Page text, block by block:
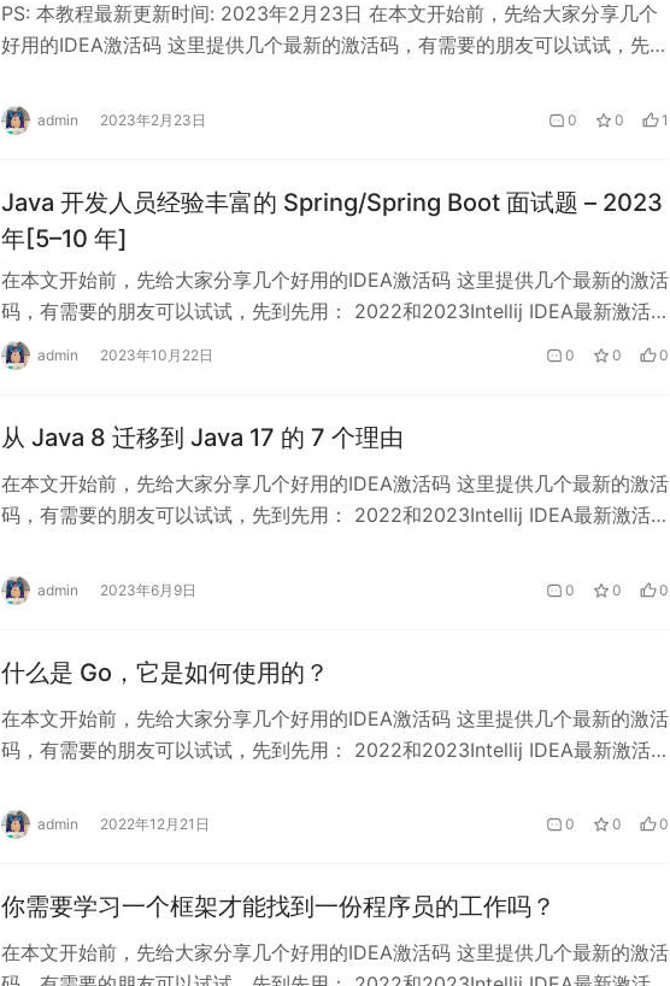
PS: 本教程最新更新时间: 2023年2月23日 在本文开始前，先给大家分享几个
好用的IDEA激活码 这里提供几个最新的激活码，有需要的朋友可以试试，先到
2022和2023Pycharm激活码,Pycharm稳定专属激活码(持续更新） 2022和
2023We…
admin 2023年2月23日 0 0 1
Java 开发人员经验丰富的 Spring/Spring Boot 面试题 – 2023
年[5–10 年]
在本文开始前，先给大家分享几个好用的IDEA激活码 这里提供几个最新的激活
码，有需要的朋友可以试试，先到先用： 2022和2023Intellij IDEA最新激活
码,IDEA稳定专属激活码(持续更新） 2022和2023Pycharm激活码,Pycharm
稳定专属激活码(持续更新） 2022和2023Webstorm激活码,Webstorm稳定专
admin 2023年10月22日 0 0 0
从 Java 8 迁移到 Java 17 的 7 个理由
在本文开始前，先给大家分享几个好用的IDEA激活码 这里提供几个最新的激活
码，有需要的朋友可以试试，先到先用： 2022和2023Intellij IDEA最新激活
稳定专属激活码(持续更新） 2022和2023Webstorm激活码,Webstorm稳定专
属激活码(…
admin 2023年6月9日 0 0 0
什么是 Go，它是如何使用的？
在本文开始前，先给大家分享几个好用的IDEA激活码 这里提供几个最新的激活
码，有需要的朋友可以试试，先到先用： 2022和2023Intellij IDEA最新激活
稳定专属激活码(持续更新） 2022和2023Webstorm激活码,Webstorm稳定专
属激活码(…
admin 2022年12月21日 0 0 0
你需要学习一个框架才能找到一份程序员的工作吗？
在本文开始前，先给大家分享几个好用的IDEA激活码 这里提供几个最新的激活